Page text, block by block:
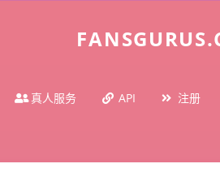
真人服务 API 注册